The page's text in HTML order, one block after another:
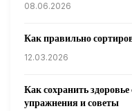
08.06.2026
Как правильно
12.03.2026
Как сохранить
упражнения и советы